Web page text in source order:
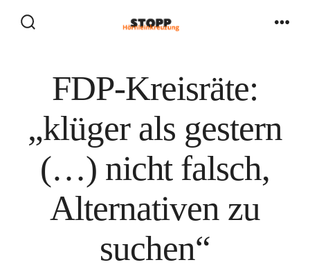
Inhalt
FDP-Kreisräte:
„klüger als gestern
(…) nicht falsch,
Alternativen zu
suchen“